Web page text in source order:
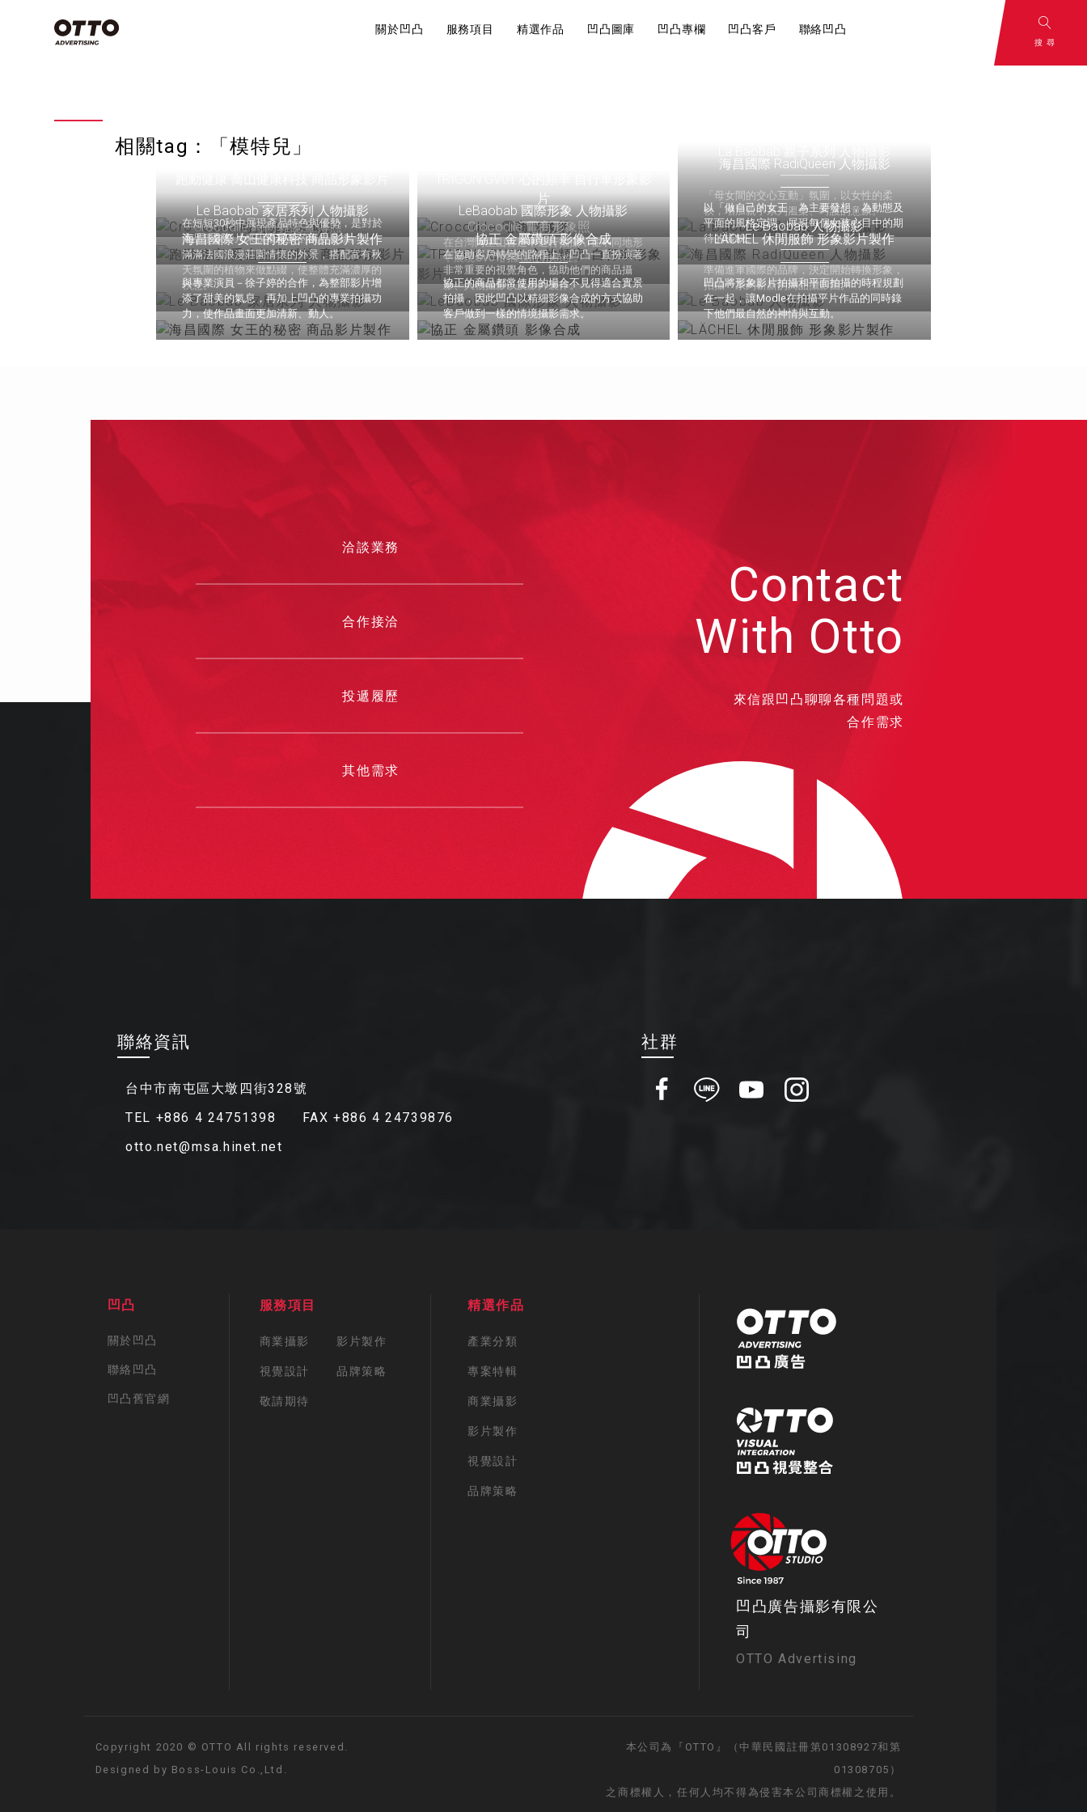
關於凹凸 服務項目
Commercial
Photography
影片製作
精選作品
商業攝影
視覺設計
影片製作
品牌策略
看全部
凹凸圖庫 凹凸專欄
念，上帝視角美翻
空拍攝影不是會飛就可以
影片前置作業的核心，一切從腳本
影片拍攝運鏡技巧
有哪些？7大攝影
方法，讓你拍出質
如何經營內容行銷？內容
行規劃重點分享！
品牌策略
凹凸客戶 聯絡凹凸
搜尋
相關tag：「模特兒」
Crocodile 時尚雜誌宣傳照 Crocodile 電商形象照
「母女間的交心互動」氛圍，以女性的柔
軟，增加親子系列溫柔、呵護的意象。
在短短30秒中展現產品特色與優勢，是對於
商品形象影片來說最重要的廣告目標。
片
在台灣阿里山古道中進行拍攝，在不同地形
中展現GV01的產品使用特性。
海昌國際 RadiQueen 人物攝影
以「做自己的女王」為主要發想，為動態及
平面的風格定調，展現每個女孩心目中的期
待的樣貌。
Le Baobab 家居系列 人物攝影
滿滿法國浪漫莊園情懷的外景，搭配富有秋
天氛圍的植物來做點綴，使整體充滿濃厚的
秋意。
LeBaobab 國際形象 人物攝影
在協助客戶轉變的路程上，凹凸一直扮演著
非常重要的視覺角色，協助他們的商品攝
影、人物攝影以及影片製作。
Le Baobab 人物攝影
準備進軍國際的品牌，決定開始轉換形象，
拍攝一系列嶄新的商品攝影圖。
海昌國際 女王的秘密 商品影片製作
與專業演員－徐子婷的合作，為整部影片增
添了甜美的氣息，再加上凹凸的專業拍攝功
力，使作品畫面更加清新、動人。
協正 金屬鑽頭 影像合成
協正的商品都常使用的場合不見得適合實景
拍攝，因此凹凸以精細影像合成的方式協助
客戶做到一樣的情境攝影需求。
LÄCHEL 休閒服飾 形象影片製作
凹凸將形象影片拍攝和平面拍攝的時程規劃
在一起，讓Modle在拍攝平片作品的同時錄
下他們最自然的神情與互動。
Contact
With Otto
來信跟凹凸聊聊各種問題或
合作需求
洽談業務
合作接洽
投遞履歷
其他需求
聯絡資訊
台中市南屯區大墩四街328號
TEL +886 4 24751398
FAX +886 4 24739876
otto.net@msa.hinet.net
社群
凹凸
關於凹凸
聯絡凹凸
凹凸舊官網
服務項目
商業攝影 影片製作
視覺設計 品牌策略
敬請期待
精選作品
產業分類
專案特輯
商業攝影
影片製作
視覺設計
品牌策略
凹凸廣告攝影有限公
司
OTTO Advertising
Copyright 2020 © OTTO All rights reserved.
Designed by Boss-Louis Co.,Ltd.
本公司為『OTTO』（中華民國註冊第01308927和第
01308705）
之商標權人，任何人均不得為侵害本公司商標權之使用。